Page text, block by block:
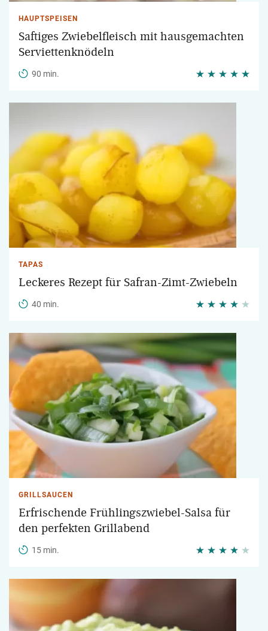
HAUPTSPEISEN
Saftiges Zwiebelfleisch mit hausgemachten
Serviettenknödeln
90 min.
TAPAS
Leckeres Rezept für Safran-Zimt-Zwiebeln
40 min.
GRILLSAUCEN
Erfrischende Frühlingszwiebel-Salsa für
den perfekten Grillabend
15 min.